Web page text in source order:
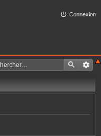
Connexion